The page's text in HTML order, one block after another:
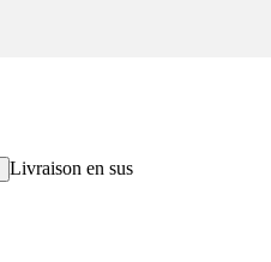
Livraison en sus